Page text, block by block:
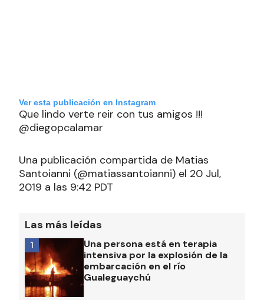
Ver esta publicación en Instagram
Que lindo verte reir con tus amigos !!!
@diegopcalamar
Una publicación compartida de Matias
Santoianni (@matiassantoianni) el 20 Jul,
2019 a las 9:42 PDT
Las más leídas
Una persona está en terapia
intensiva por la explosión de la
embarcación en el río
Gualeguaychú
1